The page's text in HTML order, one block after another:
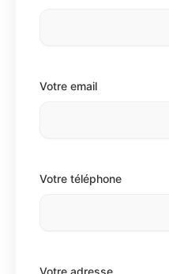
Votre email
Votre téléphone
Votre adresse